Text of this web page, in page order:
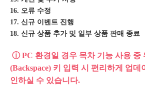
16. 오류 수정
17. 신규 이벤트 진행
18. 신규 상품 추가 및 일부 상품 판매 종료
ⓘ PC 환경일 경우 목차 기능 사용 중
(Backspace) 키 입력 시 편리하게 업
인하실 수 있습니다.